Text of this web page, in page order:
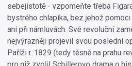
sebejistotě - vzpomeňte třeba
bystrého chlapíka, bez jehož
ani při námluvách. Své revoluční
nejvýrazněji projevil svou poslední
Paříži r. 1829 (tedy těsně na prahu